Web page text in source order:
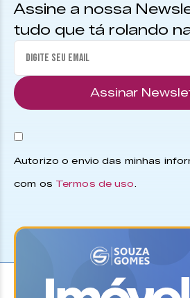
Assine a nossa
tudo que tá rolando
Assinar
Autorizo o envio das minhas
com os Termos de uso.